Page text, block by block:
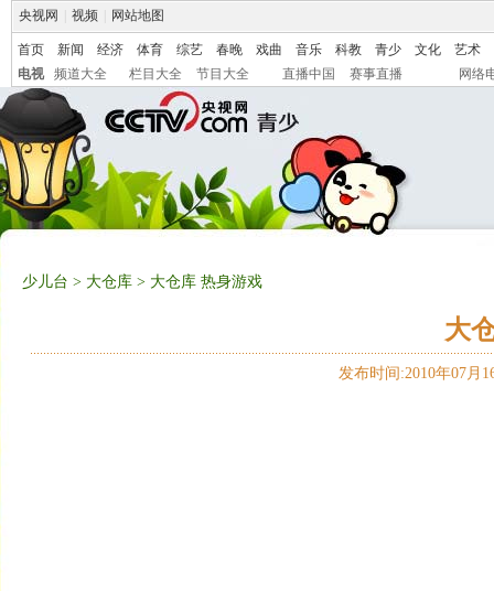
央视网 视频 网站地图
首页 新闻 经济 体育 综艺 春晚 戏曲 音乐 科教 青少 文化
艺术
电视
频道大全 栏目大全 节目大全 直播中国 赛事直播 网络
少儿台 > 大仓库 > 大仓库 热身游戏
大
发布时间:2010年07月